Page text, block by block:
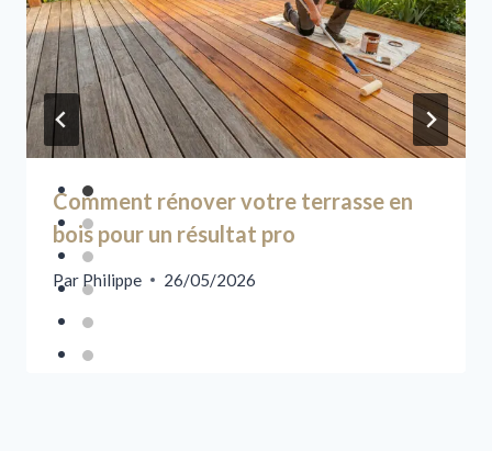
Comment rénover votre terrasse en
bois pour un résultat pro
Par Philippe 26/05/2026